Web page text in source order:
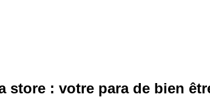
store : votre para de bien